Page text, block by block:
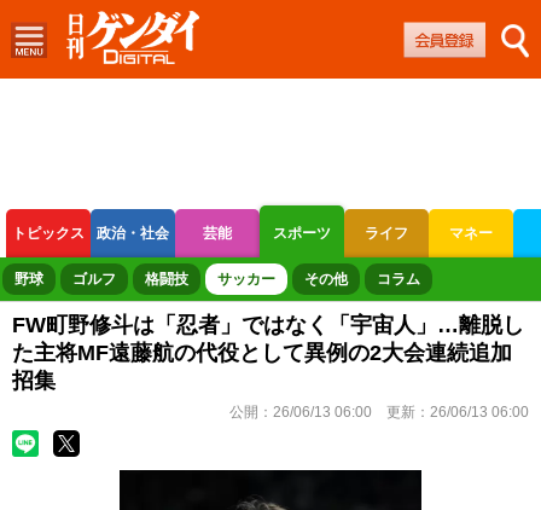
トピックス 政治・社会 芸能 スポーツ ライフ マネー
ボートレース 競輪 オートレース
野球 ゴルフ 格闘技 サッカー その他 コラム
FW町野修斗は「忍者」ではなく「宇宙人」…離脱し
た主将MF遠藤航の代役として異例の2大会連続追加
招集
公開： 26/06/13 06:00 更新： 26/06/13 06:00